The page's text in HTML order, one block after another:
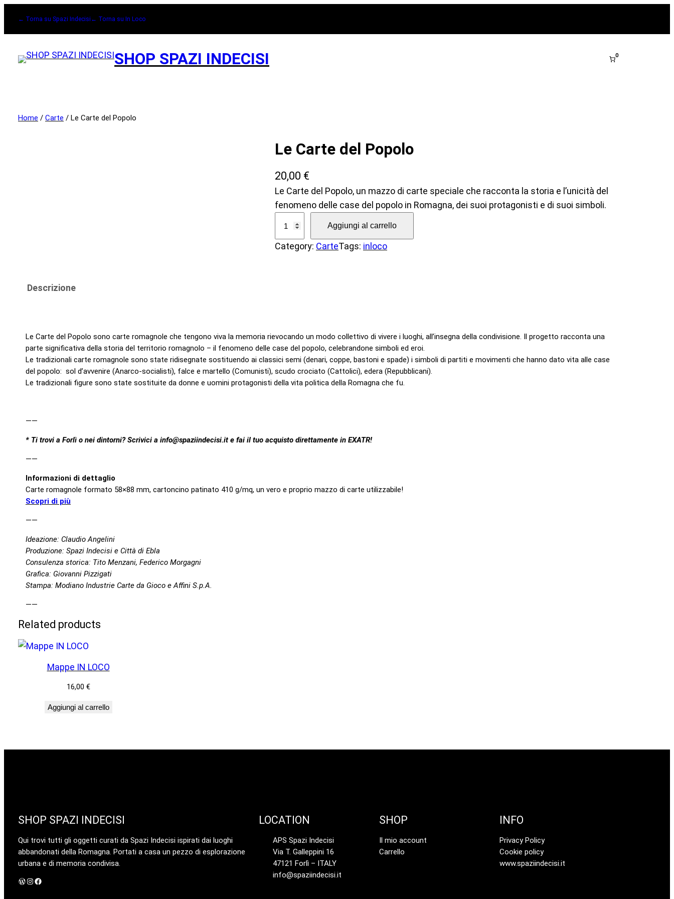
← Torna su Spazi Indecisi ← Torna su In Loco
SHOP SPAZI INDECISI 0
Home / Carte / Le Carte del Popolo
Le Carte del Popolo
20,00 €
Le Carte del Popolo, un mazzo di carte speciale che racconta la storia e l’unicità del
fenomeno delle case del popolo in Romagna, dei suoi protagonisti e di suoi simboli.
C
l
P
o
p
q
n
Aggiungi al carrello
Category: CarteTags: inloco
Descrizione
Le Carte del Popolo sono carte romagnole che tengono viva la memoria rievocando un modo collettivo di vivere i luoghi, all’insegna della condivisione. Il progetto racconta una
parte significativa della storia del territorio romagnolo – il fenomeno delle case del popolo, celebrandone simboli ed eroi.
Le tradizionali carte romagnole sono state ridisegnate sostituendo ai classici semi (denari, coppe, bastoni e spade) i simboli di partiti e movimenti che hanno dato vita alle case
del popolo: sol d’avvenire (Anarco-socialisti), falce e martello (Comunisti), scudo crociato (Cattolici), edera (Repubblicani).
Le tradizionali figure sono state sostituite da donne e uomini protagonisti della vita politica della Romagna che fu.
——
* Ti trovi a Forlì o nei dintorni? Scrivici a info@spaziindecisi.it e fai il tuo acquisto direttamente in EXATR!
——
Informazioni di dettaglio
Carte romagnole formato 58×88 mm, cartoncino patinato 410 g/mq, un vero e proprio mazzo di carte utilizzabile!
Scopri di più
——
Ideazione: Claudio Angelini
Produzione: Spazi Indecisi e Città di Ebla
Consulenza storica: Tito Menzani, Federico Morgagni
Grafica: Giovanni Pizzigati
Stampa: Modiano Industrie Carte da Gioco e Affini S.p.A.
——
Related products
Mappe IN LOCO
16,00 €
Aggiungi al carrello
SHOP SPAZI INDECISI
Qui trovi tutti gli oggetti curati da Spazi Indecisi ispirati dai luoghi
abbandonati della Romagna. Portati a casa un pezzo di esplorazione
urbana e di memoria condivisa.
WordPress Instagram Facebook
LOCATION
APS Spazi Indecisi
Via T. Galleppini 16
47121 Forlì – ITALY
info@spaziindecisi.it
SHOP
Il mio account
Carrello
INFO
Privacy Policy
Cookie policy
www.spaziindecisi.it